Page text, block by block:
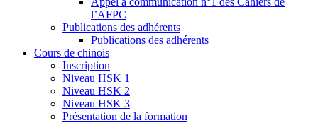
l’AFPC
Publications des adhérents
Publications des adhérents
Cours de chinois
Inscription
Niveau HSK 1
Niveau HSK 2
Niveau HSK 3
Présentation de la formation